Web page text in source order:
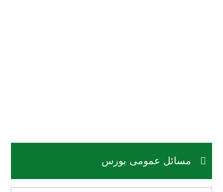
مسائل عمومی بورس